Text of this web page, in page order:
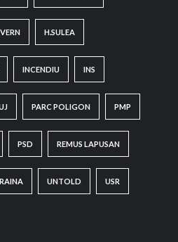
H.SULEA
INCENDIU INS
PARC POLIGON PMP
PSD REMUS LAPUSAN
UNTOLD USR